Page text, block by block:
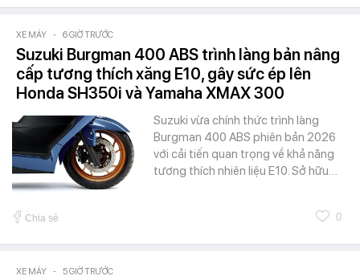
XE MÁY - 6 GIỜ TRƯỚC
Suzuki Burgman 400 ABS trình làng bản nâng
cấp tương thích xăng E10, gây sức ép lên
Honda SH350i và Yamaha XMAX 300
Suzuki vừa chính thức trình làng
Burgman 400 ABS phiên bản 2026
với cải tiến quan trọng về khả năng
tương thích nhiên liệu E10. Sở hữu…
Chia sẻ 0
XE MÁY - 5 GIỜ TRƯỚC